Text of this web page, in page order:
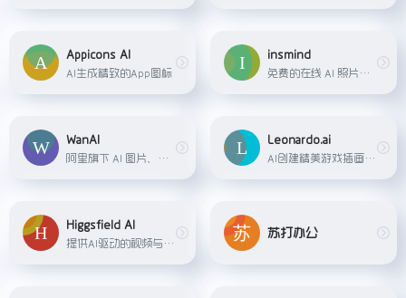
Appicons AI
AI生成精致的App图标
insmind
免费的在线 AI 照片编辑工具，支持AI一键生成商品背景、AI替换模特、AI广告图、AI扩图、在线制作商品透明图以及发丝级人像抠图等功能，帮助商家轻松高效地生成工作室级别的商品图片，全面满足商家的图像处理和设计需求。
WanAI
阿里旗下 AI 图片、视频、数字人平台。
Leonardo.ai
AI创建精美游戏插画资产
Higgsfield AI
提供AI驱动的视频与图像生成服务的平台，具备无限生成、丰富预设（含专业级视频生成、视觉特效、相机控制等）及多场景（病毒式内容、动作画面、商业广告等）创作功能，可一键生成可分享内容。
苏打办公